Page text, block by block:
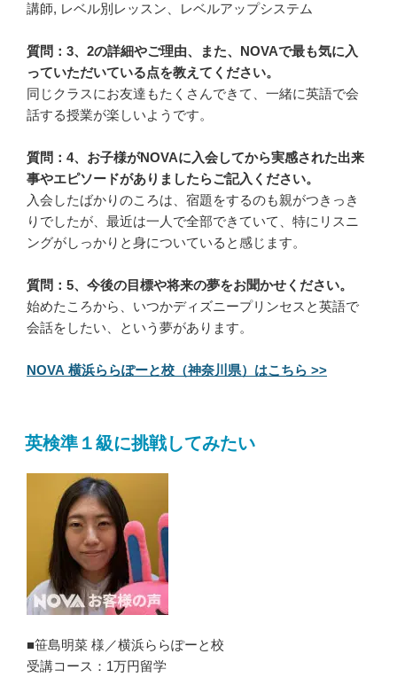
講師, レベル別レッスン、レベルアップシステム
質問：3、2の詳細やご理由、また、NOVAで最も気に入
っていただいている点を教えてください。
同じクラスにお友達もたくさんできて、一緒に英語で会
話する授業が楽しいようです。
質問：4、お子様がNOVAに入会してから実感された出来
事やエピソードがありましたらご記入ください。
入会したばかりのころは、宿題をするのも親がつきっき
りでしたが、最近は一人で全部できていて、特にリスニ
ングがしっかりと身についていると感じます。
質問：5、今後の目標や将来の夢をお聞かせください。
始めたころから、いつかディズニープリンセスと英語で
会話をしたい、という夢があります。
NOVA 横浜ららぽーと校（神奈川県）はこちら >>
英検準１級に挑戦してみたい
■笹島明菜 様／横浜ららぽーと校
受講コース：1万円留学